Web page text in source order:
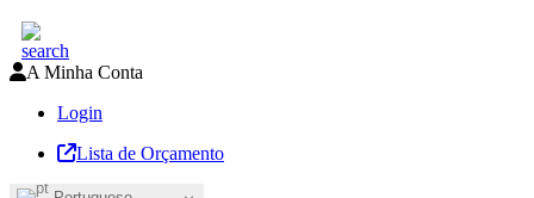
A Minha Conta
Login
Lista de Orçamento